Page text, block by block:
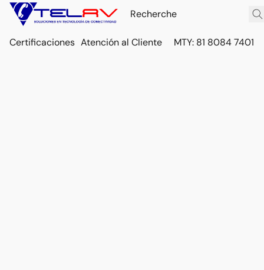
Certificaciones Atención al Cliente MTY: 81 8084 7401